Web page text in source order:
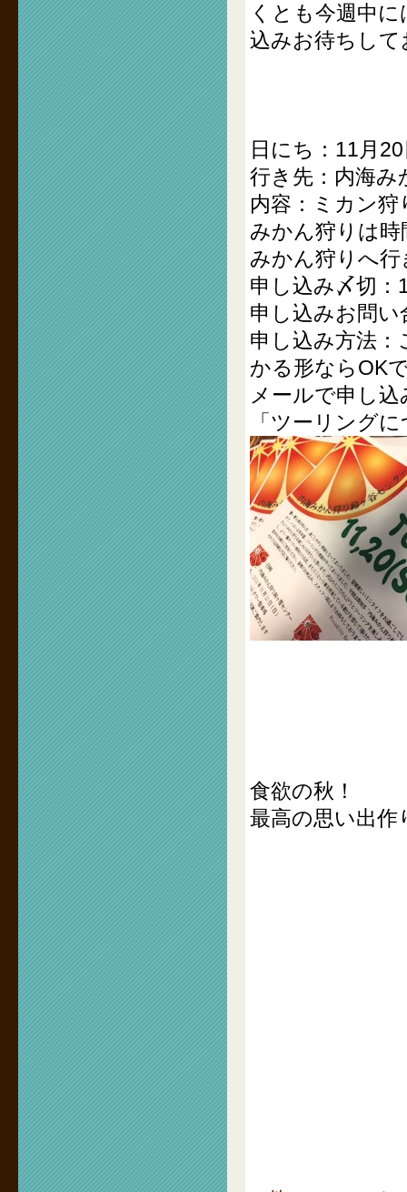
くとも今週中
込みお待ちし
日にち：11月
行き先：内海み
内容：ミカン狩
みかん狩りは時
みかん狩りへ
申し込み〆切：
申し込みお問
申し込み方法
かる形ならOK
メールで申し
「ツーリング
食欲の秋！
最高の思い出作